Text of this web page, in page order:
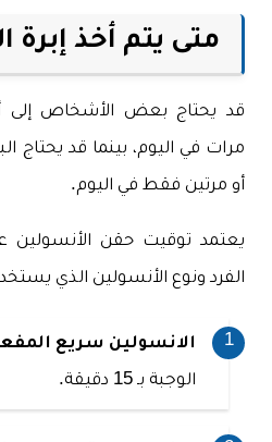
متى يتم أخذ إبرة
قد يحتاج بعض الأشخاص إلى
مرات في اليوم، بينما قد يحتاج
أو مرتين فقط في اليوم.
يعتمد توقيت حقن الأنسولين
الفرد ونوع الأنسولين الذي
الانسولين سريع
الوجبة بـ 15 دقيقة.